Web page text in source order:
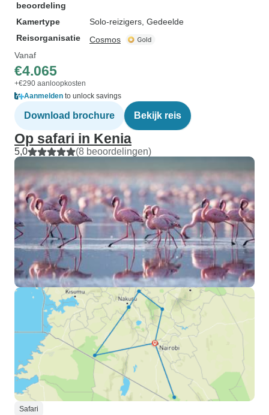
beoordeling
Kamertype
Solo-reizigers, Gedeelde
Reisorganisatie
Cosmos
Vanaf
€4.065
+€290 aanloopkosten
Aanmelden to unlock savings
Download brochure Bekijk reis
Op safari in Kenia
5,0 (8 beoordelingen)
Safari